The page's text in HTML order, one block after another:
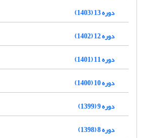
دوره 13 (1403)
دوره 12 (1402)
دوره 11 (1401)
دوره 10 (1400)
دوره 9 (1399)
دوره 8 (1398)